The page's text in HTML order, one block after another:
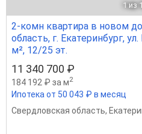
1 из
2-комн квартира в новом
область, г. Екатеринбург,
м², 12/25 эт.
11 340 700 ₽
184 192 ₽ за м2
Ипотека от 50 043 ₽ в месяц
Свердловская область,